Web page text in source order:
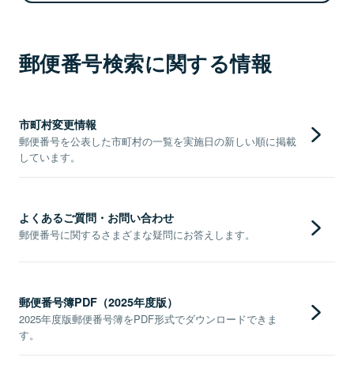
郵便番号検索に関する情報
市町村変更情報
郵便番号を公表した市町村の一覧を実施日の新しい順に掲載
しています。
よくあるご質問・お問い合わせ
郵便番号に関するさまざまな疑問にお答えします。
郵便番号簿PDF（2025年度版）
2025年度版郵便番号簿をPDF形式でダウンロードできま
す。